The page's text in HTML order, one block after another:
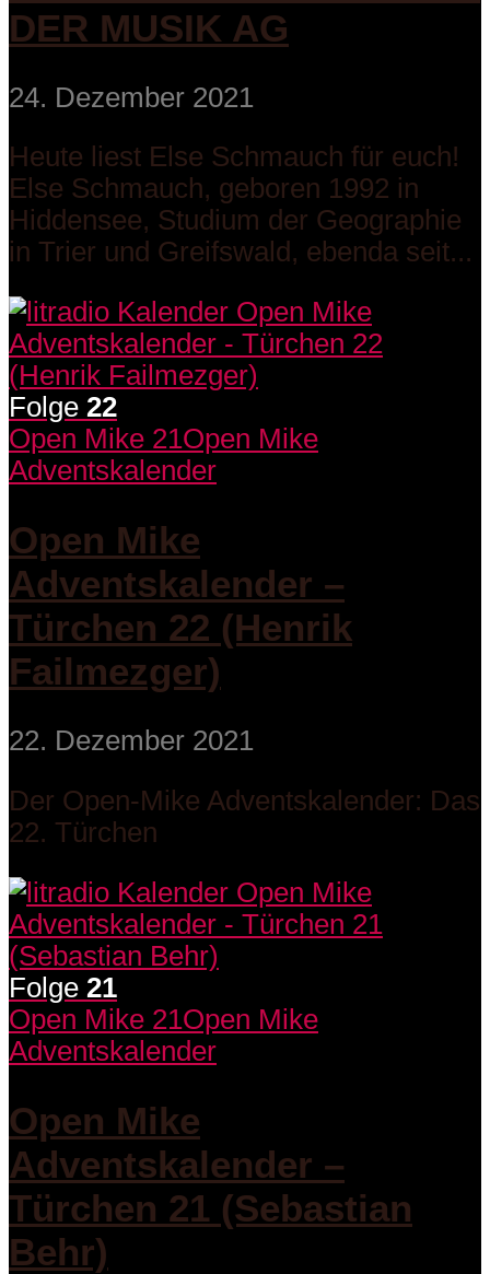
DER MUSIK AG
24. Dezember 2021
Heute liest Else Schmauch für euch!
Else Schmauch, geboren 1992 in
Hiddensee, Studium der Geographie
in Trier und Greifswald, ebenda seit...
Folge 22
Open Mike 21Open Mike
Adventskalender
Open Mike
Adventskalender –
Türchen 22 (Henrik
Failmezger)
22. Dezember 2021
Der Open-Mike Adventskalender: Das
22. Türchen
Folge 21
Open Mike 21 Open Mike
Adventskalender
Open Mike
Adventskalender –
Türchen 21 (Sebastian
Behr)